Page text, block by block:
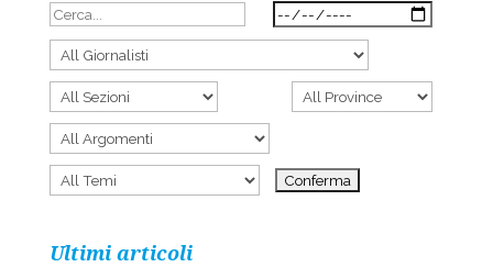
Ultimi articoli